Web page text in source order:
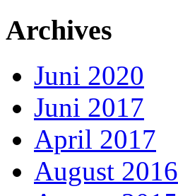
Archives
Juni 2020
Juni 2017
April 2017
August 2016